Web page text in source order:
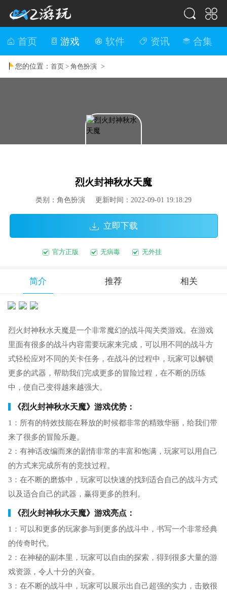
首页 游戏 软件 资讯 合集
您的位置：首页 >角色扮演 >
烈火封神秋水天魔
类别：角色扮演 更新时间：2022-09-01 19:18:29
立即下载
官方正版 无病毒 无外挂
简介 推荐 相关
烈火封神秋水天魔是一个非常魔幻的战斗闯关类游戏。在游戏
里面有很多的战斗内容需要玩家来完成，可以用不同的战斗方
式轻松应对不同的关卡任务，在战斗的过程中，玩家可以解锁
更多的武器，帮助我们完成更多的冒险过程，在不断的历练
中，使自己变得越来越强大。
《烈火封神秋水天魔》游戏优势：
1：所有的特效技能在释放的时候都非常的精致华丽，给我们带
来了很多的冒险乐趣。
2：有神话改编而来的剧情非常的丰富和饱满，玩家可以用自己
的方式来完成所有的竞技过程。
3：在不断的磨炼中，玩家可以快速的找到适合自己的战斗方式
以及适合自己的武器，赢得更多的胜利。
《烈火封神秋水天魔》游戏亮点：
1：可以和更多的玩家参与到更多的战斗中，书写一个非常经典
的传奇时代。
2：在神秘的副本里，玩家可以自由的探索，得到很多大量的游
戏资源，令人十分的兴奋。
3：在不断的战斗中，玩家可以展示出自己超强的实力，击败很